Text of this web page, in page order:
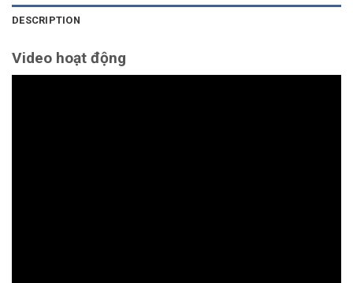
DESCRIPTION
Video hoạt động